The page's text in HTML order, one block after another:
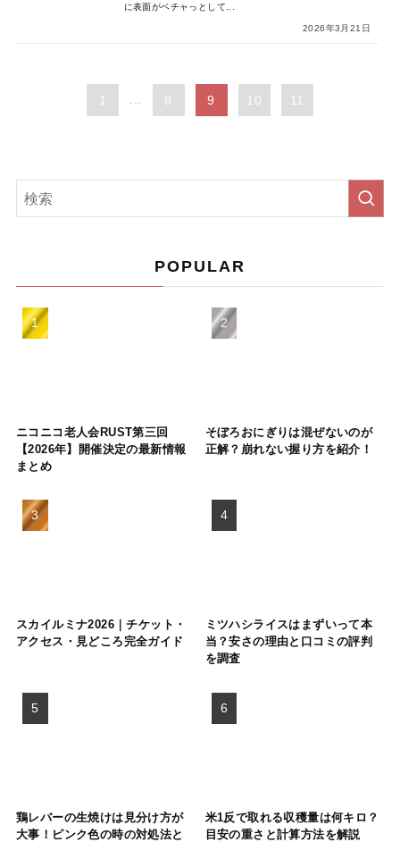
に表面がベチャっとして...
2026年3月21日
1 ... 8 9 10 11
POPULAR
ニコニコ老人会RUST第三回
【2026年】開催決定の最新情報
まとめ
そぼろおにぎりは混ぜないのが
正解？崩れない握り方を紹介！
スカイルミナ2026｜チケット・
アクセス・見どころ完全ガイド
ミツハシライスはまずいって本
当？安さの理由と口コミの評判
を調査
鶏レバーの生焼けは見分け方が
大事！ピンク色の時の対処法と
米1反で取れる収穫量は何キロ？
目安の重さと計算方法を解説